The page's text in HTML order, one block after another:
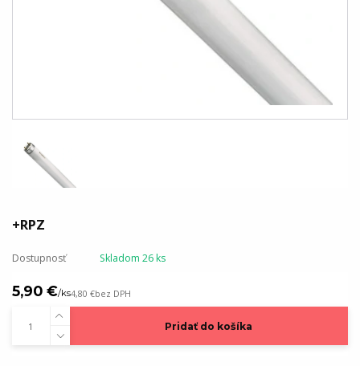
+RPZ
Dostupnosť Skladom 26 ks
5,90 €/ks4,80 €bez DPH
Pridať do košíka